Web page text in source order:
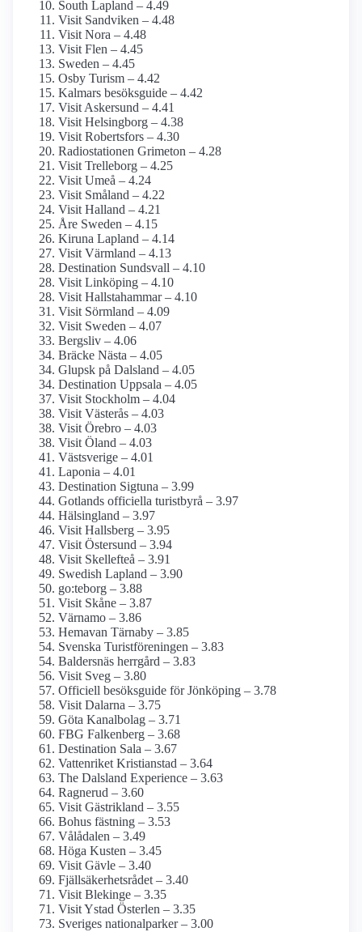
South Lapland – 4.49
Visit Sandviken – 4.48
Visit Nora – 4.48
Visit Flen – 4.45
Sweden – 4.45
Osby Turism – 4.42
Kalmars besöksguide – 4.42
Visit Askersund – 4.41
Visit Helsingborg – 4.38
Visit Robertsfors – 4.30
Radiostationen Grimeton – 4.28
Visit Trelleborg – 4.25
Visit Umeå – 4.24
Visit Småland – 4.22
Visit Halland – 4.21
Åre Sweden – 4.15
Kiruna Lapland – 4.14
Visit Värmland – 4.13
Destination Sundsvall – 4.10
Visit Linköping – 4.10
Visit Hallstahammar – 4.10
Visit Sörmland – 4.09
Visit Sweden – 4.07
Bergsliv – 4.06
Bräcke Nästa – 4.05
Glupsk på Dalsland – 4.05
Destination Uppsala – 4.05
Visit Stockholm – 4.04
Visit Västerås – 4.03
Visit Örebro – 4.03
Visit Öland – 4.03
Västsverige – 4.01
Laponia – 4.01
Destination Sigtuna – 3.99
Gotlands officiella turistbyrå – 3.97
Hälsingland – 3.97
Visit Hallsberg – 3.95
Visit Östersund – 3.94
Visit Skellefteå – 3.91
Swedish Lapland – 3.90
go:teborg – 3.88
Visit Skåne – 3.87
Värnamo – 3.86
Hemavan Tärnaby – 3.85
Svenska Turistföreningen – 3.83
Baldersnäs herrgård – 3.83
Visit Sveg – 3.80
Officiell besöksguide för Jönköping – 3.78
Visit Dalarna – 3.75
Göta Kanalbolag – 3.71
FBG Falkenberg – 3.68
Destination Sala – 3.67
Vattenriket Kristianstad – 3.64
The Dalsland Experience – 3.63
Ragnerud – 3.60
Visit Gästrikland – 3.55
Bohus fästning – 3.53
Vålådalen – 3.49
Höga Kusten – 3.45
Visit Gävle – 3.40
Fjällsäkerhetsrådet – 3.40
Visit Blekinge – 3.35
Visit Ystad Österlen – 3.35
Sveriges nationalparker – 3.00